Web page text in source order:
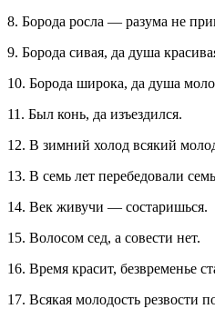
8. Борода росла — разума не
9. Борода сивая, да душа
10. Борода широка, да душа
11. Был конь, да изъездился.
12. В зимний холод всякий
13. В семь лет перебедовали
14. Век живучи — состаришься.
15. Волосом сед, а совести нет.
16. Время красит, безвременье
17. Всякая молодость резвости